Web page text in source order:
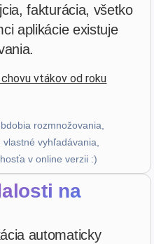
v4.3.21
fakturácia, všetko
aplikácie existuje
vtákov od roku
rozmnožovania,
vyhľadávania,
v online verzii :)
na
automaticky